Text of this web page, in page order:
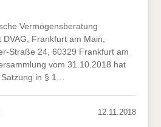
Vermögensberatung
DVAG, Frankfurt am Main,
Straße 24, 60329 Frankfurt am
vom 31.10.2018 hat
in § 1…
12.11.2018